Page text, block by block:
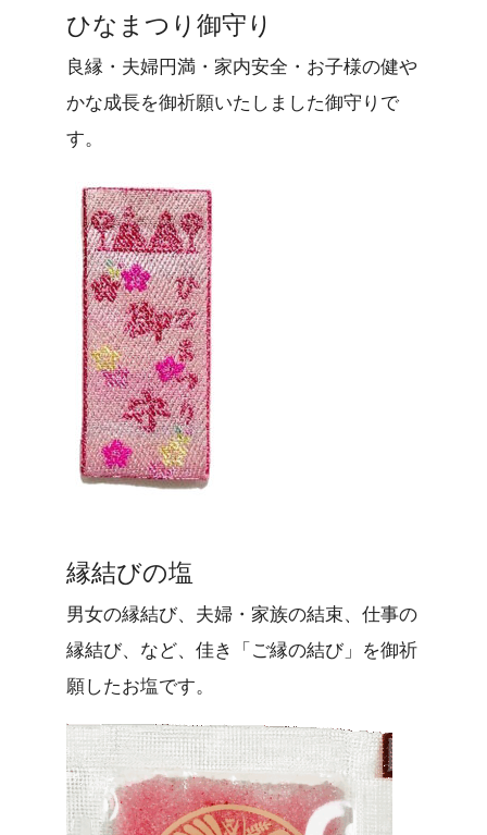
ひなまつり御守り
良縁・夫婦円満・家内安全・お子様の健や
かな成長を御祈願いたしました御守りで
す。
縁結びの塩
男女の縁結び、夫婦・家族の結束、仕事の
縁結び、など、佳き「ご縁の結び」を御祈
願したお塩です。